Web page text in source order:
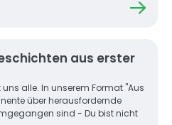
aus erster
alle. In unserem Format "Aus
über herausfordernde
sind - Du bist nicht